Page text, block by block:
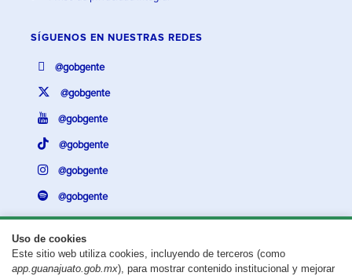
Uso de cookies
Este sitio web utiliza cookies, incluyendo de terceros (como
app.guanajuato.gob.mx), para mostrar contenido institucional y mejorar
SÍGUENOS EN NUESTRAS REDES
@gobgente
@gobgente
@gobgente
@gobgente
@gobgente
@gobgente
¿Existe algún problema con esta página?Repórtalo aquí.